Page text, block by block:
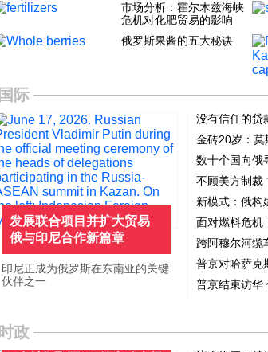
市场分析：霍尔木兹海峡
危机对化肥贸易的影响
俄罗斯果酱的五大秘诀
国际
发展联合项目并扩大贸易
俄与印尼合作新篇章
印尼正成为俄罗斯在东南亚的关键
伙伴之一
没有信任的贷
金砖20岁：
数十个国向俄
不顾美方制裁
新模式：俄构
面对燃料危机
跨阿穆尔河缆
普京对哈萨克
普京结束访华
时政